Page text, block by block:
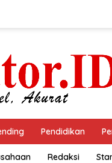
Pendidikan
Redaksi